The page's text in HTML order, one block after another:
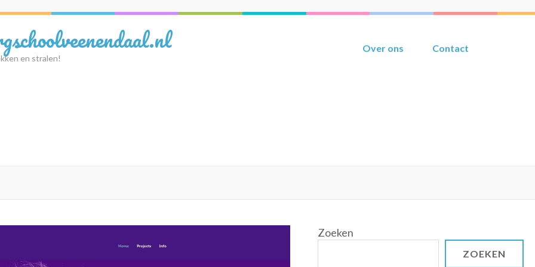
en stralen!
Over ons Contact
Zoeken
ZOEKEN